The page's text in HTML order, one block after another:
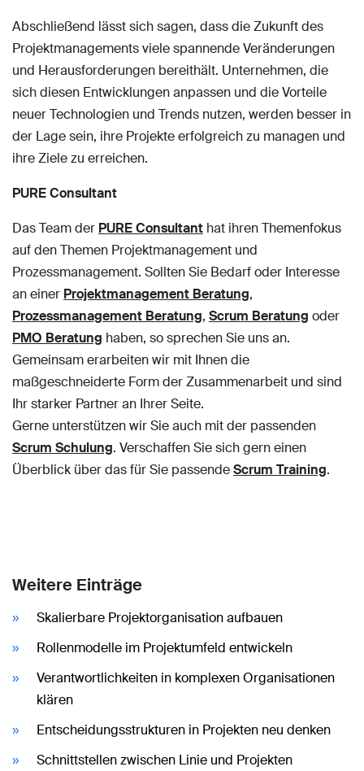
Abschließend lässt sich sagen, dass die Zukunft des
Projektmanagements viele spannende Veränderungen
und Herausforderungen bereithält. Unternehmen, die
sich diesen Entwicklungen anpassen und die Vorteile
neuer Technologien und Trends nutzen, werden besser in
der Lage sein, ihre Projekte erfolgreich zu managen und
ihre Ziele zu erreichen.
PURE Consultant
Das Team der PURE Consultant hat ihren Themenfokus
auf den Themen Projektmanagement und
Prozessmanagement. Sollten Sie Bedarf oder Interesse
an einer Projektmanagement Beratung,
Prozessmanagement Beratung, Scrum Beratung oder
PMO Beratung haben, so sprechen Sie uns an.
Gemeinsam erarbeiten wir mit Ihnen die
maßgeschneiderte Form der Zusammenarbeit und sind
Ihr starker Partner an Ihrer Seite.
Gerne unterstützen wir Sie auch mit der passenden
Scrum Schulung. Verschaffen Sie sich gern einen
Überblick über das für Sie passendeScrum Training.
Weitere Einträge
Skalierbare Projektorganisation aufbauen
Rollenmodelle im Projektumfeld entwickeln
Verantwortlichkeiten in komplexen Organisationen
klären
Entscheidungsstrukturen in Projekten neu denken
Schnittstellen zwischen Linie und Projekten